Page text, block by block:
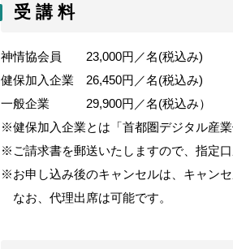
受 講 料
神情協会員 23,000円／名(税込み)
健保加入企業 26,450円／名(税込み)
一般企業 29,900円／名(税込み）
※健保加入企業とは「首都圏デジタル産
※ご請求書を郵送いたしますので、指定口
※お申し込み後のキャンセルは、キャン
なお、代理出席は可能です。